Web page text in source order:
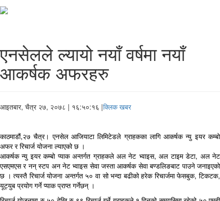
एनसेलले ल्यायो नयाँ वर्षमा नयाँ
आकर्षक अफरहरु
आइतबार, चैत्र २७, २०७८ | १६:५०:१६ |क्लिक खबर
काठमाडौं,२७ चैत्र। एनसेल आजियाटा लिमिटेडले ग्राहकका लागि आकर्षक न्यु इयर कम्बो
अफर र रिचार्ज योजना ल्याएको छ ।
आकर्षक न्यु इयर कम्बो प्याक अन्तर्गत ग्राहकले अल नेट भ्वाइस, अल टाइम डेटा, अल नेट
एसएमएस र नन् स्टप अन नेट भ्वाइस सेवा जस्ता आकर्षक सेवा बण्डलिङबाट पाउने जनाइएको
छ । त्यस्तै रिचार्ज योजना अन्तर्गत ५० वा सो भन्दा बढीको हरेक रिचार्जमा फेसबुक, टिकटक,
यूट्युब प्रयोग गर्ने प्याक प्राप्त गर्नेछन् ।